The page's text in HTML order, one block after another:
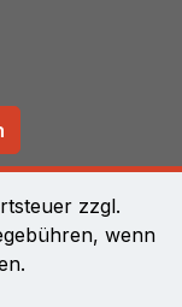
zzgl.
wenn